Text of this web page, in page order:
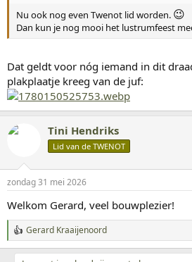
Nu ook nog even Twenot lid worden. 😉
Dan kun je nog mooi het lustrumfeest
Dat geldt voor nóg iemand in dit
plakplaatje kreeg van de juf:
Tini Hendriks
Lid van de TWENOT
zondag 31 mei 2026
Welkom Gerard, veel bouwplezier!
W
a
a
Gerard Kraaijenoord